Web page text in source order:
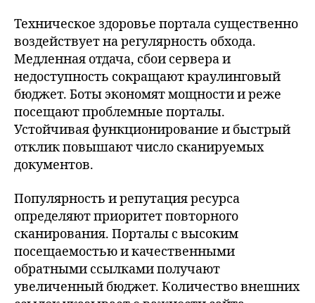
Техническое здоровье портала существенно
воздействует на регулярность обхода.
Медленная отдача, сбои сервера и
недоступность сокращают краулинговый
бюджет. Боты экономят мощности и реже
посещают проблемные порталы.
Устойчивая функционирование и быстрый
отклик повышают число сканируемых
документов.
Популярность и репутация ресурса
определяют приоритет повторного
сканирования. Порталы с высоким
посещаемостью и качественными
обратными ссылками получают
увеличенный бюджет. Количество внешних